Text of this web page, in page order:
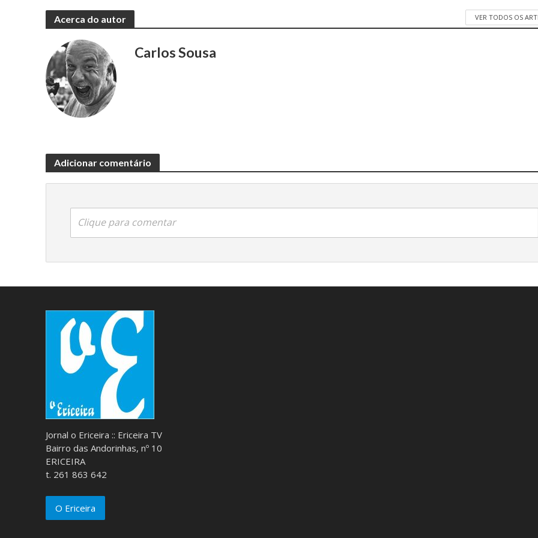
Acerca do autor VER TODOS OS
Carlos Sousa
Adicionar comentário
Clique para comentar
Jornal o Ericeira :: Ericeira TV
Bairro das Andorinhas, nº 10
ERICEIRA
t. 261 863 642
O Ericeira